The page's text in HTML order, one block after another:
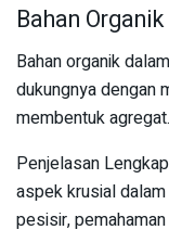
Bahan Organik
Bahan organik
dukungnya dengan
membentuk agregat.
Penjelasan
aspek krusial
pesisir,